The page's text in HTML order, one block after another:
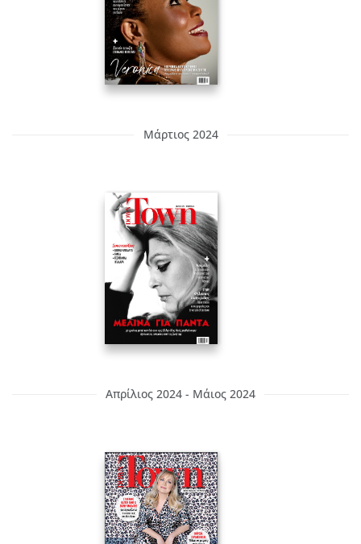
Μάρτιος 2024
Απρίλιος 2024 - Μάιος 2024